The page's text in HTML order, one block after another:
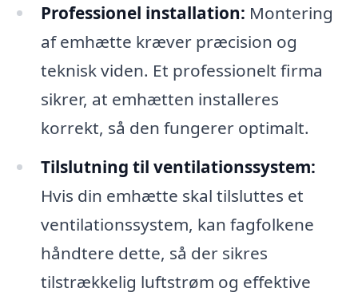
Professionel installation: Montering
af emhætte kræver præcision og
teknisk viden. Et professionelt firma
sikrer, at emhætten installeres
korrekt, så den fungerer optimalt.
Tilslutning til ventilationssystem:
Hvis din emhætte skal tilsluttes et
ventilationssystem, kan fagfolkene
håndtere dette, så der sikres
tilstrækkelig luftstrøm og effektive